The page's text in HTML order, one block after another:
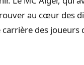
au cœur des
carrière des joueurs